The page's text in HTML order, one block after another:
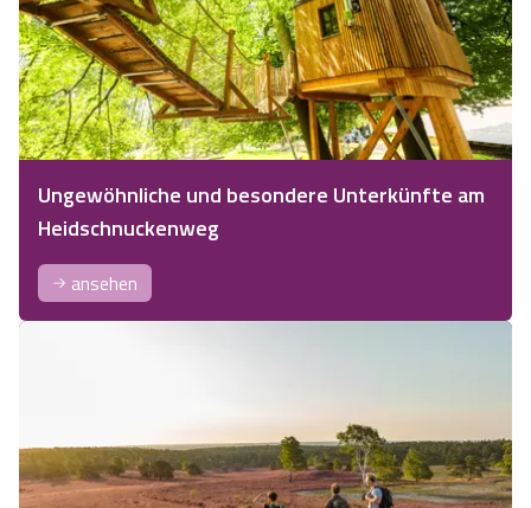
Ungewöhnliche und besondere Unterkünfte am
Heidschnuckenweg
ansehen